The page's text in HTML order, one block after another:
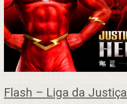
Flash – Liga da Justiça